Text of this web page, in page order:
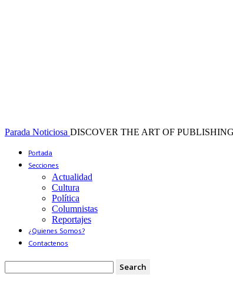
Parada Noticiosa DISCOVER THE ART OF PUBLISHING
Portada
Secciones
Actualidad
Cultura
Política
Columnistas
Reportajes
¿Quienes Somos?
Contactenos